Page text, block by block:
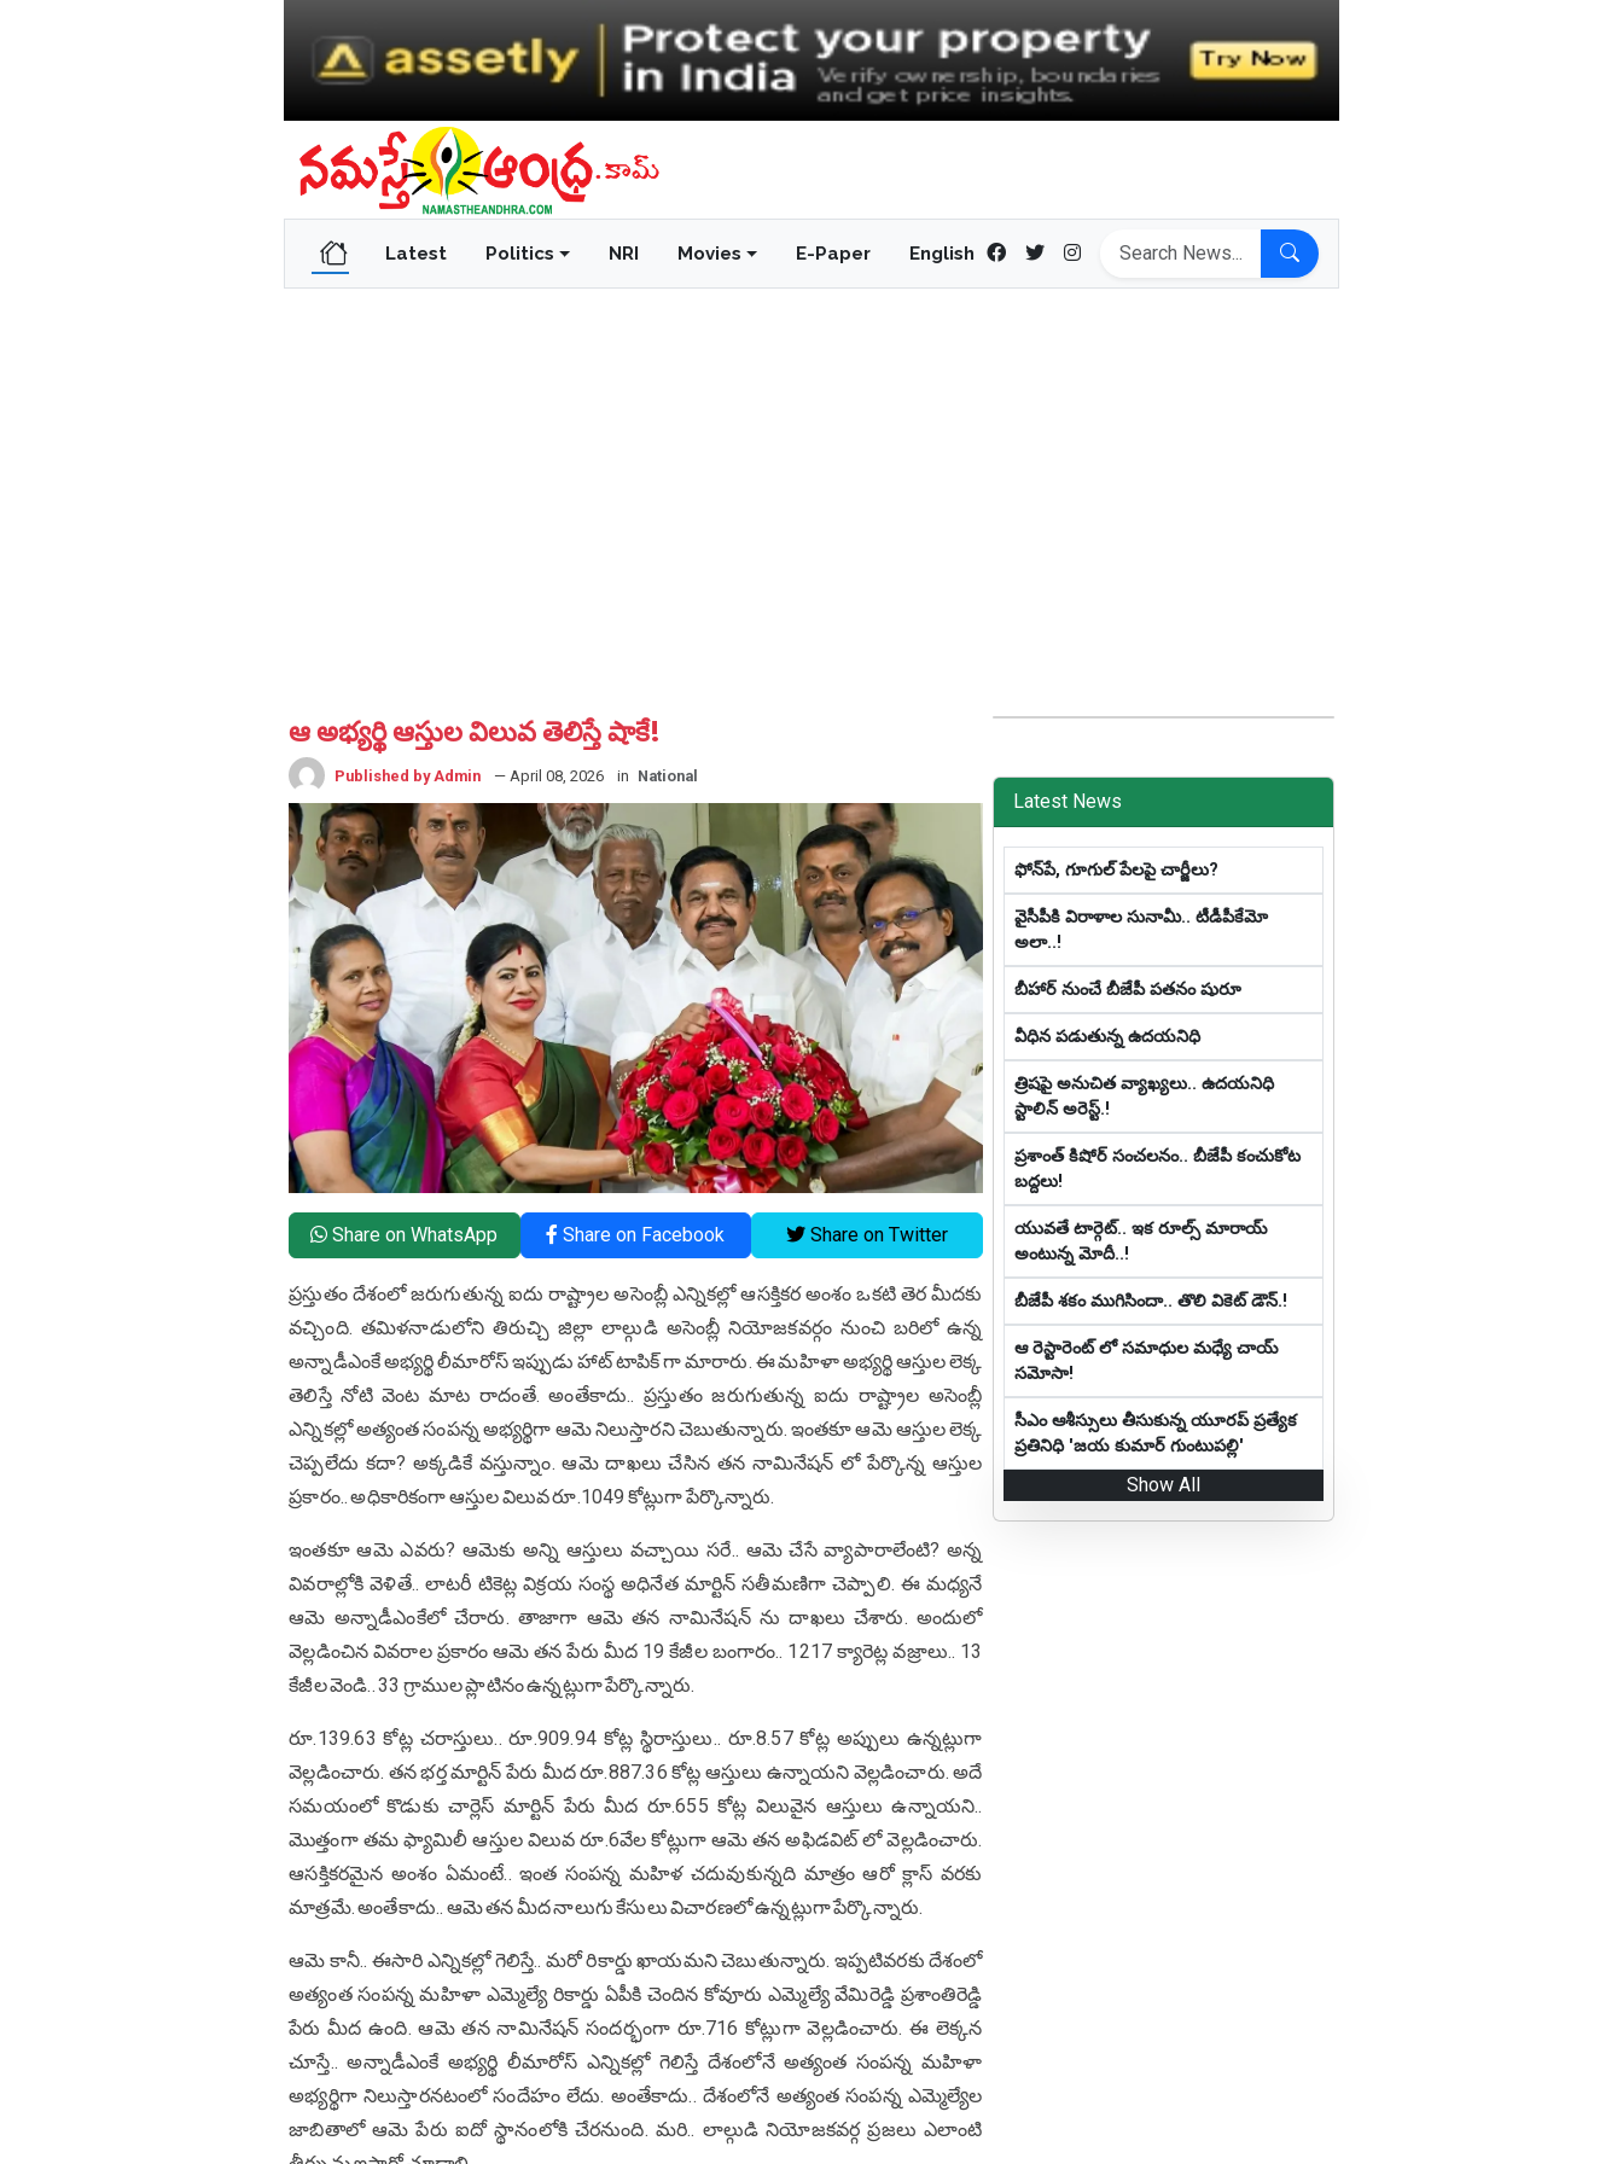
Latest Politics NRI Movies E-Paper English
ఆ అభ్యర్థి ఆస్తుల విలువ తెలిస్తే షాకే!
Published by Admin — April 08, 2026 in National
Share on WhatsApp Share on Facebook Share on Twitter
ప్రస్తుతం దేశంలో జరుగుతున్న ఐదు రాష్ట్రాల అసెంబ్లీ ఎన్నికల్లో ఆసక్తికర అంశం ఒకటి తెర మీదకు
వచ్చింది. తమిళనాడులోని తిరుచ్చి జిల్లా లాల్గుడి అసెంబ్లీ నియోజకవర్గం నుంచి బరిలో ఉన్న
అన్నాడీఎంకే అభ్యర్థి లీమారోస్ ఇప్పుడు హాట్ టాపిక్ గా మారారు. ఈ మహిళా అభ్యర్థి ఆస్తుల లెక్క
తెలిస్తే నోటి వెంట మాట రాదంతే. అంతేకాదు.. ప్రస్తుతం జరుగుతున్న ఐదు రాష్ట్రాల అసెంబ్లీ
ఎన్నికల్లో అత్యంత సంపన్న అభ్యర్థిగా ఆమె నిలుస్తారని చెబుతున్నారు. ఇంతకూ ఆమె ఆస్తుల లెక్క
చెప్పలేదు కదా? అక్కడికే వస్తున్నాం. ఆమె దాఖలు చేసిన తన నామినేషన్ లో పేర్కొన్న ఆస్తుల
ప్రకారం.. అధికారికంగా ఆస్తుల విలువ రూ.1049 కోట్లుగా పేర్కొన్నారు.
ఇంతకూ ఆమె ఎవరు? ఆమెకు అన్ని ఆస్తులు వచ్చాయి సరే.. ఆమె చేసే వ్యాపారాలేంటి? అన్న
వివరాల్లోకి వెళితే.. లాటరీ టికెట్ల విక్రయ సంస్థ అధినేత మార్టిన్ సతీమణిగా చెప్పాలి. ఈ మధ్యనే
ఆమె అన్నాడీఎంకేలో చేరారు. తాజాగా ఆమె తన నామినేషన్ ను దాఖలు చేశారు. అందులో
వెల్లడించిన వివరాల ప్రకారం ఆమె తన పేరు మీద 19 కేజీల బంగారం.. 1217 క్యారెట్ల వజ్రాలు.. 13
కేజీల వెండి.. 33 గ్రాముల ప్లాటినం ఉన్నట్లుగా పేర్కొన్నారు.
రూ.139.63 కోట్ల చరాస్తులు.. రూ.909.94 కోట్ల స్థిరాస్తులు.. రూ.8.57 కోట్ల అప్పులు ఉన్నట్లుగా
వెల్లడించారు. తన భర్త మార్టిన్ పేరు మీద రూ.887.36 కోట్ల ఆస్తులు ఉన్నాయని వెల్లడించారు. అదే
సమయంలో కొడుకు చార్లెస్ మార్టిన్ పేరు మీద రూ.655 కోట్ల విలువైన ఆస్తులు ఉన్నాయని..
మొత్తంగా తమ ఫ్యామిలీ ఆస్తుల విలువ రూ.6వేల కోట్లుగా ఆమె తన అఫిడవిట్ లో వెల్లడించారు.
ఆసక్తికరమైన అంశం ఏమంటే.. ఇంత సంపన్న మహిళ చదువుకున్నది మాత్రం ఆరో క్లాస్ వరకు
మాత్రమే. అంతేకాదు.. ఆమె తన మీద నాలుగు కేసులు విచారణలో ఉన్నట్లుగా పేర్కొన్నారు.
ఆమె కానీ.. ఈసారి ఎన్నికల్లో గెలిస్తే.. మరో రికార్డు ఖాయమని చెబుతున్నారు. ఇప్పటివరకు దేశంలో
అత్యంత సంపన్న మహిళా ఎమ్మెల్యే రికార్డు ఏపీకి చెందిన కోవూరు ఎమ్మెల్యే వేమిరెడ్డి ప్రశాంతిరెడ్డి
పేరు మీద ఉంది. ఆమె తన నామినేషన్ సందర్భంగా రూ.716 కోట్లుగా వెల్లడించారు. ఈ లెక్కన
చూస్తే.. అన్నాడీఎంకే అభ్యర్థి లీమారోస్ ఎన్నికల్లో గెలిస్తే దేశంలోనే అత్యంత సంపన్న మహిళా
అభ్యర్థిగా నిలుస్తారనటంలో సందేహం లేదు. అంతేకాదు.. దేశంలోనే అత్యంత సంపన్న ఎమ్మెల్యేల
జాబితాలో ఆమె పేరు ఐదో స్థానంలోకి చేరనుంది. మరి.. లాల్గుడి నియోజకవర్గ ప్రజలు ఎలాంటి
Latest News
ఫోన్‌పే, గూగుల్ పేల‌పై చార్జీలు?
వైసీపీకి విరాళాల సునామీ.. టీడీపీకేమో
అలా..!
బీహార్ నుంచే బీజేపీ పతనం షురూ
వీధిన పడుతున్న ఉదయనిధి
త్రిషపై అనుచిత వ్యాఖ్య‌లు.. ఉదయనిధి
స్టాలిన్ అరెస్ట్‌.!
ప్రశాంత్ కిషోర్ సంచలనం.. బీజేపీ కంచుకోట
బద్దలు!
యువ‌తే టార్గెట్‌.. ఇక రూల్స్ మారాయ్
అంటున్న మోదీ..!
బీజేపీ శకం ముగిసిందా.. తొలి వికెట్ డౌన్.!
ఆ రెస్టారెంట్ లో సమాధుల మధ్యే చాయ్
సమోసా!
సీఎం ఆశీస్సులు తీసుకున్న యూరప్ ప్రత్యేక
ప్రతినిధి 'జయ కుమార్ గుంటుపల్లి'
Show All